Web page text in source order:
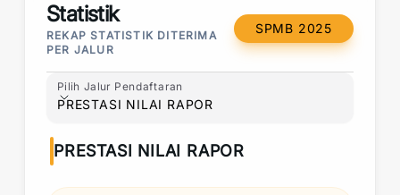
Statistik
REKAP STATISTIK DITERIMA
PER JALUR
SPMB 2025
Pilih Jalur Pendaftaran
Pilih Jalur Pendaftaran
PRESTASI NILAI RAPOR
PRESTASI NILAI RAPOR